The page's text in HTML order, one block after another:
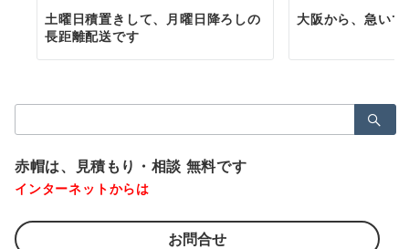
土曜日積置きして、月曜日降ろしの
長距離配送です
大阪から、急い
索：
赤帽は、見積もり・相談 無料です
インターネットからは
お問合せ